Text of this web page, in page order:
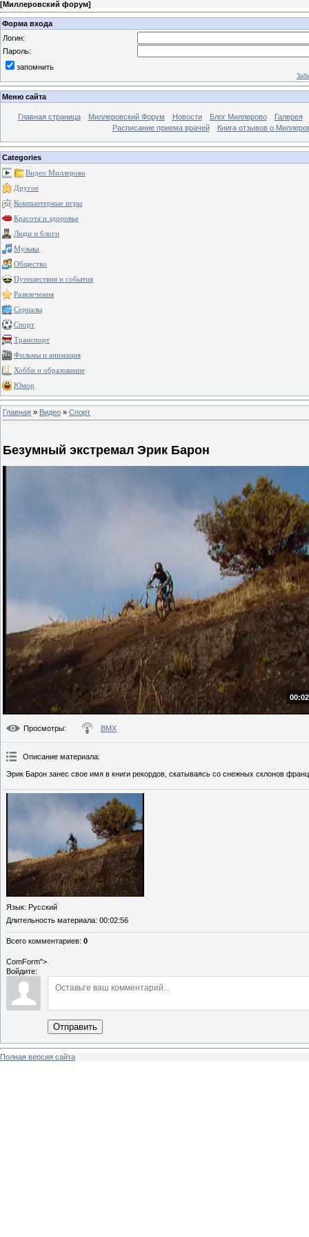
[Миллеровский форум]
Форма входа
Логин:
Пароль:
запомнить
Меню сайта
Главная страница Миллеровский Форум Новости Блог Миллерово
Галерея
Расписание приема врачей
Книга отзывов о
Categories
Видео Миллерово
Другое
Компьютерные игры
Красота и здоровье
Люди и блоги
Музыка
Общество
Путешествия и события
Развлечения
Сериалы
Спорт
Транспорт
Фильмы и анимация
Хобби и образование
Юмор
Главная » Видео » Спорт
Безумный экстремал Эрик Барон
Просмотры: BMX
Описание материала:
Эрик Барон занес свое имя в книги рекордов, скатываясь со снежных склонов
Язык: Русский
Длительность материала: 00:02:56
Всего комментариев: 0
ComForm">
Войдите:
Отправить
Полная версия сайта